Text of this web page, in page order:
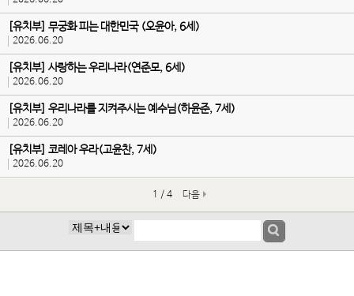
[유치부] 무궁화 피는 대한민국 (오윤아, 6세)
2026.06.20
[유치부] 사랑하는 우리나라(연준모, 6세)
2026.06.20
[유치부] 우리나라를 지켜주시는 예수님(하윤준, 7세)
2026.06.20
[유치부] 코레아 우라(고윤찬, 7세)
2026.06.20
1 / 4 다음